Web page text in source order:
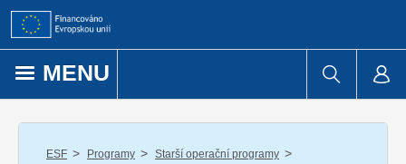
Přejít k obsahu
MENU
ESF / Programy / Starší operační programy /